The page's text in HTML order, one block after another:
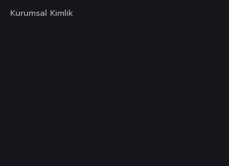
Kurumsal Kimlik